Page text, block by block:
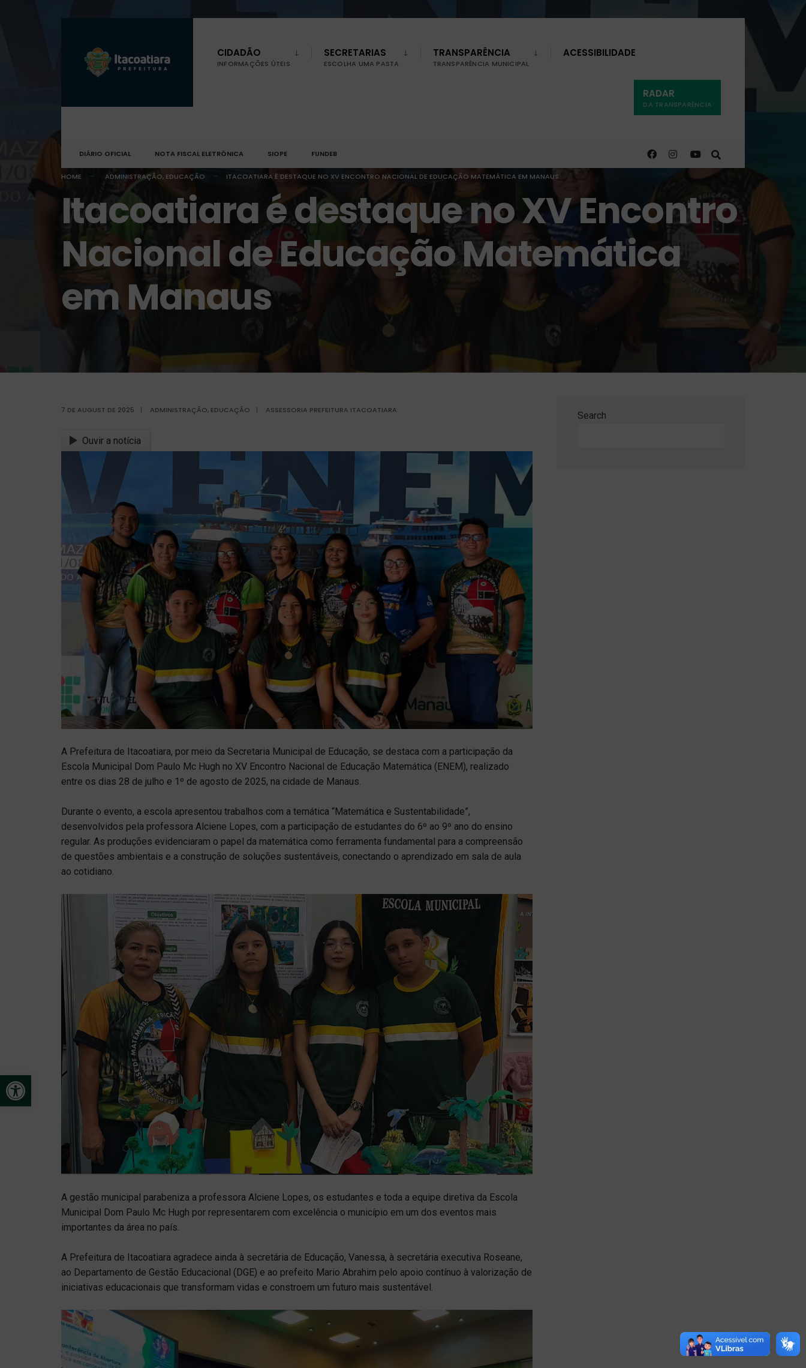
Open toolbar
CIDADÃO
INFORMAÇÕES ÚTEIS
SECRETARIAS
ESCOLHA UMA PASTA
TRANSPARÊNCIA
TRANSPARÊNCIA MUNICIPAL
ACESSIBILIDADE
RADAR
DA TRANSPARÊNCIA
DIÁRIO OFICIAL NOTA FISCAL ELETRÔNICA SIOPE FUNDEB
HOME ADMINISTRAÇÃO, EDUCAÇÃO ITACOATIARA É DESTAQUE NO XV ENCONTRO NACIONAL DE EDUCAÇÃO MATEMÁTICA EM MANAUS
Itacoatiara é destaque no XV Encontro
Nacional de Educação Matemática
em Manaus
7 DE AUGUST DE 2025 | ADMINISTRAÇÃO, EDUCAÇÃO | ASSESSORIA PREFEITURA ITACOATIARA
Ouvir a notícia
A Prefeitura de Itacoatiara, por meio da Secretaria Municipal de Educação, se destaca com a participação da
Escola Municipal Dom Paulo Mc Hugh no XV Encontro Nacional de Educação Matemática (ENEM), realizado
entre os dias 28 de julho e 1º de agosto de 2025, na cidade de Manaus.
Durante o evento, a escola apresentou trabalhos com a temática “Matemática e Sustentabilidade”,
desenvolvidos pela professora Alciene Lopes, com a participação de estudantes do 6º ao 9º ano do ensino
regular. As produções evidenciaram o papel da matemática como ferramenta fundamental para a compreensão
de questões ambientais e a construção de soluções sustentáveis, conectando o aprendizado em sala de aula
ao cotidiano.
A gestão municipal parabeniza a professora Alciene Lopes, os estudantes e toda a equipe diretiva da Escola
Municipal Dom Paulo Mc Hugh por representarem com excelência o município em um dos eventos mais
importantes da área no país.
A Prefeitura de Itacoatiara agradece ainda à secretária de Educação, Vanessa, à secretária executiva Roseane,
ao Departamento de Gestão Educacional (DGE) e ao prefeito Mario Abrahim pelo apoio contínuo à valorização de
iniciativas educacionais que transformam vidas e constroem um futuro mais sustentável.
Search